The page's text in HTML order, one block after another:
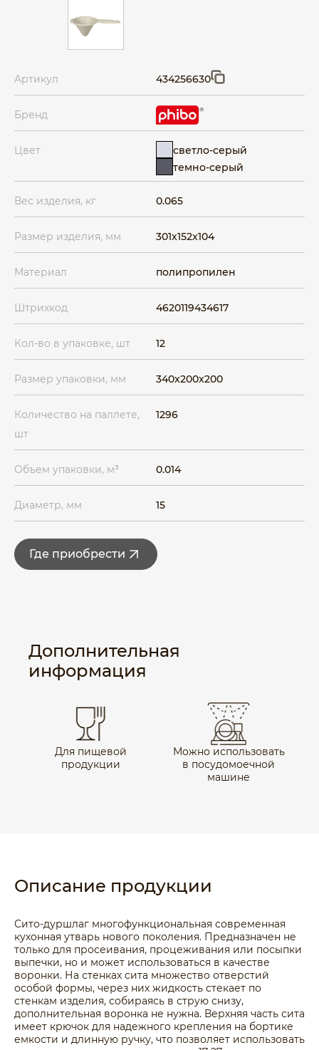
Артикул 434256630
Бренд
Цвет
светло-серый
темно-серый
Вес изделия, кг 0.065
Размер изделия, мм 301x152x104
Материал полипропилен
Штрихкод 4620119434617
Кол-во в упаковке, шт 12
Размер упаковки, мм 340x200x200
Количество на паллете,
шт
1296
Объем упаковки, м³ 0.014
Диаметр, мм 15
Где приобрести
Дополнительная
информация
Для пищевой
продукции
Можно использовать
в посудомоечной
машине
Описание продукции
Сито-дуршлаг многофункциональная современная
кухонная утварь нового поколения. Предназначен не
только для просеивания, процеживания или посыпки
выпечки, но и может использоваться в качестве
воронки. На стенках сита множество отверстий
особой формы, через них жидкость стекает по
стенкам изделия, собираясь в струю снизу,
дополнительная воронка не нужна. Верхняя часть сита
имеет крючок для надежного крепления на бортике
емкости и длинную ручку, что позволяет использовать